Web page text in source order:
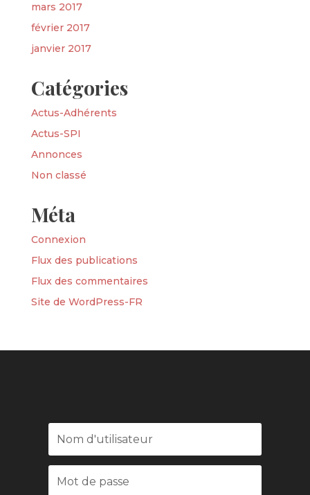
mars 2017
février 2017
janvier 2017
Catégories
Actus-Adhérents
Actus-SPI
Annonces
Non classé
Méta
Connexion
Flux des publications
Flux des commentaires
Site de WordPress-FR